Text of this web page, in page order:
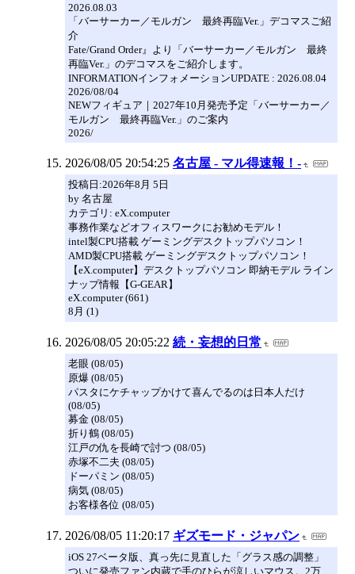
2026.08.03
「バーサーカー／モルガン 最終再臨Ver.」デコマスご紹
介
Fate/Grand Order』より「バーサーカー／モルガン 最終
再臨Ver.」のデコマスをご紹介します。
INFORMATIONインフォメーションUPDATE : 2026.08.04
2026/08/04
NEWフィギュア｜2027年10月発売予定「バーサーカー／
モルガン 最終再臨Ver.」のご案内
2026/
2026/08/05 20:54:25 名古屋 - マル得速報！-
投稿日:2026年8月 5日
by 名古屋
カテゴリ: eX.computer
事務作業などオフィスワークにお勧めモデル！
intel製CPU搭載 ゲーミングデスクトップパソコン！
AMD製CPU搭載 ゲーミングデスクトップパソコン！
【eX.computer】デスクトップパソコン 即納モデル ライン
ナップ情報【G-GEAR】
eX.computer (661)
8月 (1)
2026/08/05 20:05:22 続・妄想的日常
老眼 (08/05)
原爆 (08/05)
パスタにケチャップかけて喜んでるのは日本人だけ
(08/05)
募金 (08/05)
折り鶴 (08/05)
江戸の仇を長崎で討つ (08/05)
赤塚不二夫 (08/05)
ドーパミン (08/05)
病気 (08/05)
お客様各位 (08/05)
2026/08/05 11:20:17 ギズモード・ジャパン
iOS 27ベータ版、真っ先に見直した「グラス感の調整」
ついに発売ファン内蔵で手のひらが涼しいマウス。2万